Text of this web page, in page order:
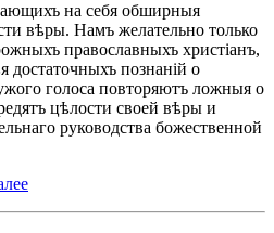
на себя обширныя
вѣры. Намъ желательно только
православныхъ христіанъ,
достаточныхъ познаній о
голоса повторяютъ ложныя о
цѣлости своей вѣры и
руководства божественной